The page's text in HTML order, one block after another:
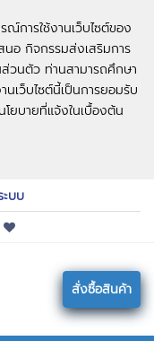
การใช้งานเว็บไซต์ของ
นอ กิจกรรมส่งเสริมการ
ส่วนตัว ท่านสามารถศึกษา
นเว็บไซต์นี้เป็นการยอมรับ
ยบายที่แจ้งในเบื้องต้น
ะบบ
สั่งซื้อสินค้า